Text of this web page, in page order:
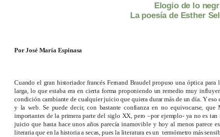
Elogio de lo
La poesía de Esther
Por José María Espinasa
Cuando el gran historiador francés Fernand Braudel propuso una óptica
larga, lo que estaba era en cierta forma proponiendo un remedio muy
condición cambiante de cualquier juicio que quiera durar más de un día. Y
y la web. Se puede decir, con bastante confianza en no equivocarse,
importantes de la primera parte del siglo XX, pero –por ejemplo- ya no es
juicio que hasta hace unos años parecía inamovible y hoy al menos parece
literaria que en la historia a secas, pues la literatura es un termómetro más